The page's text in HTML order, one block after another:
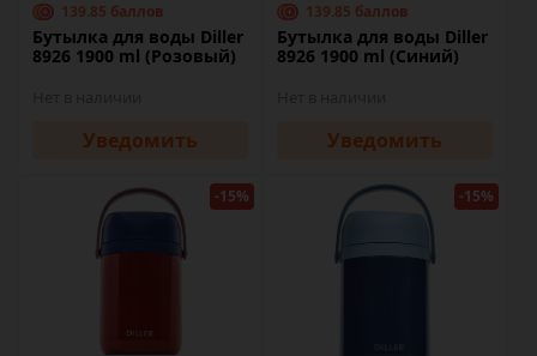
139.85 баллов
Бутылка для воды Diller
8926 1900 ml (Розовый)
Уведомить
139.85 баллов
Бутылка для воды Diller
8926 1900 ml (Синий)
Уведомить
-15% -15%